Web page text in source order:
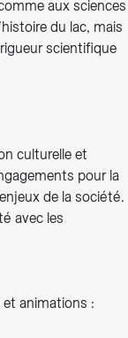
aux sciences
du lac, mais
scientifique
culturelle et
pour la
de la société.
avec les
animations :